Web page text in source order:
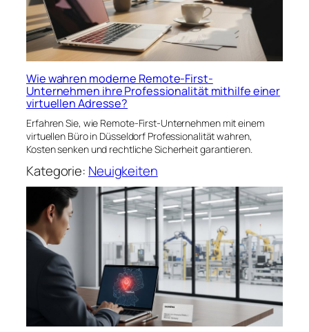
Wie wahren moderne Remote-First-
Unternehmen ihre Professionalität mithilfe einer
virtuellen Adresse?
Erfahren Sie, wie Remote-First-Unternehmen mit einem
virtuellen Büro in Düsseldorf Professionalität wahren,
Kosten senken und rechtliche Sicherheit garantieren.
Kategorie: Neuigkeiten